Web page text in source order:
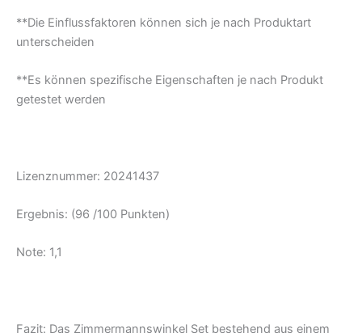
**Die Einflussfaktoren können sich je nach Produktart
unterscheiden
**Es können spezifische Eigenschaften je nach Produkt
getestet werden
Lizenznummer: 20241437
Ergebnis: (96 /100 Punkten)
Note: 1,1
Fazit: Das Zimmermannswinkel Set bestehend aus einem